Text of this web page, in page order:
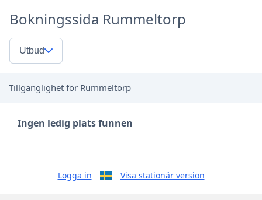
Bokningssida Rummeltorp
Utbud
Tillgänglighet för Rummeltorp
Ingen ledig plats funnen
Logga in Visa stationär version